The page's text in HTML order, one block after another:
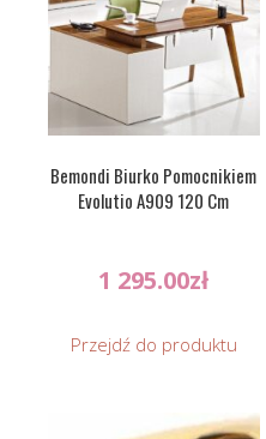
Bemondi Biurko Pomocnikiem
Evolutio A909 120 Cm
1 295.00zł
Przejdź do produktu